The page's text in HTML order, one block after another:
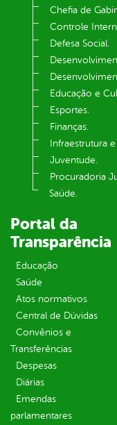
Chefia de
Controle
Defesa Social.
Educação e
Esportes.
Finanças.
Infraestrutura
Juventude.
Procuradoria
Saúde.
Portal da
Transparência
Educação
Saúde
Atos normativos
Central de Dúvidas
Convênios e
Transferências
Despesas
Diárias
Emendas
parlamentares